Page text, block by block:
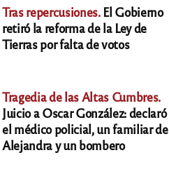
Tras repercusiones.El Gobierno
retiró la reforma de la Ley de
Tierras por falta de votos
Tragedia de las Altas Cumbres.
Juicio a Oscar González: declaró
el médico policial, un familiar de
Alejandra y un bombero